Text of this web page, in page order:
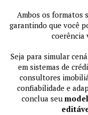
Ambos os formatos
garantindo que você
coerência
Seja para simular
em sistemas de
consultores
confiabilidade e
conclua seu